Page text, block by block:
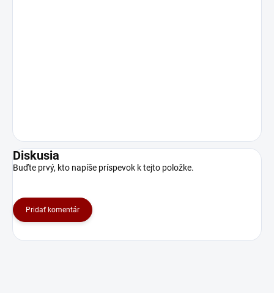
Diskusia
Buďte prvý, kto napíše príspevok k tejto položke.
Pridať komentár